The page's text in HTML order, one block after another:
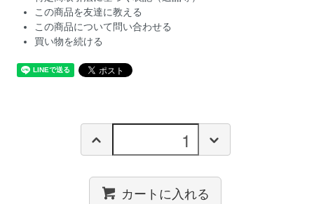
この商品を友達に教える
この商品について問い合わせる
買い物を続ける
カートに入れる